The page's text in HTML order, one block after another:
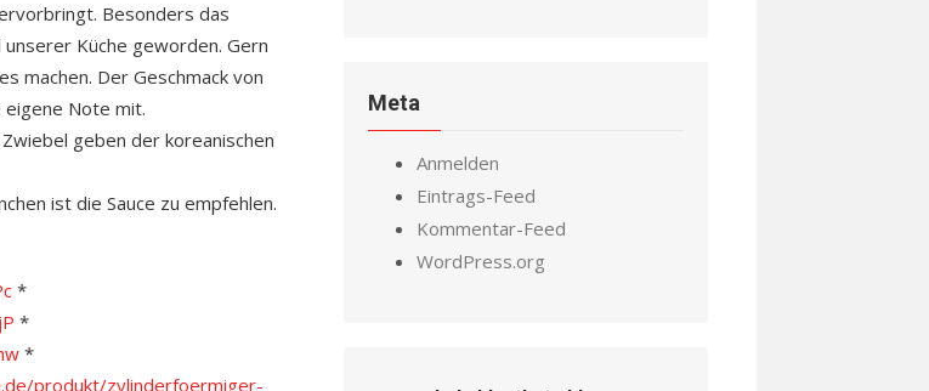
Besonders das
Küche geworden. Gern
machen. Der Geschmack von
Note mit.
geben der koreanischen
ist die Sauce zu empfehlen.
*
*
*
produkt/zylinderfoermiger-
Meta
Anmelden
Eintrags-Feed
Kommentar-Feed
WordPress.org